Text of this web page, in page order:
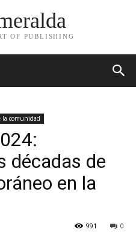
OF PUBLISHING
la comunidad
décadas de
en la
0
991